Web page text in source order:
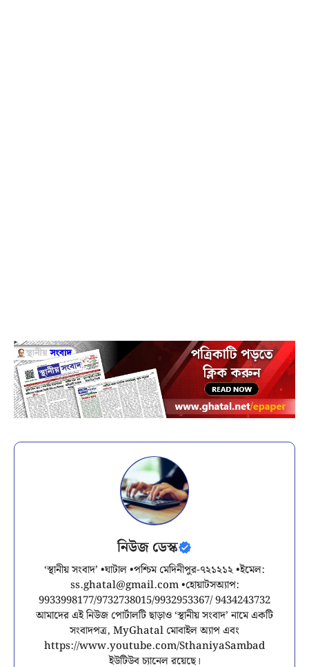
নিউজ ডেস্ক
‘স্থানীয় সংবাদ’ •ঘাটাল •পশ্চিম মেদিনীপুর-৭২১২১২ •ইমেল:
ss.ghatal@gmail.com•হোয়াটসঅ্যাপ:
9933998177/9732738015/9932953367/ 9434243732
আমাদের এই নিউজ পোর্টালটি ছাড়াও ‘স্থানীয় সংবাদ’ নামে একটি
সংবাদপত্র, MyGhatal মোবাইল অ্যাপ এবং
https://www.youtube.com/SthaniyaSambad
ইউটিউব চ্যানেল রয়েছে।